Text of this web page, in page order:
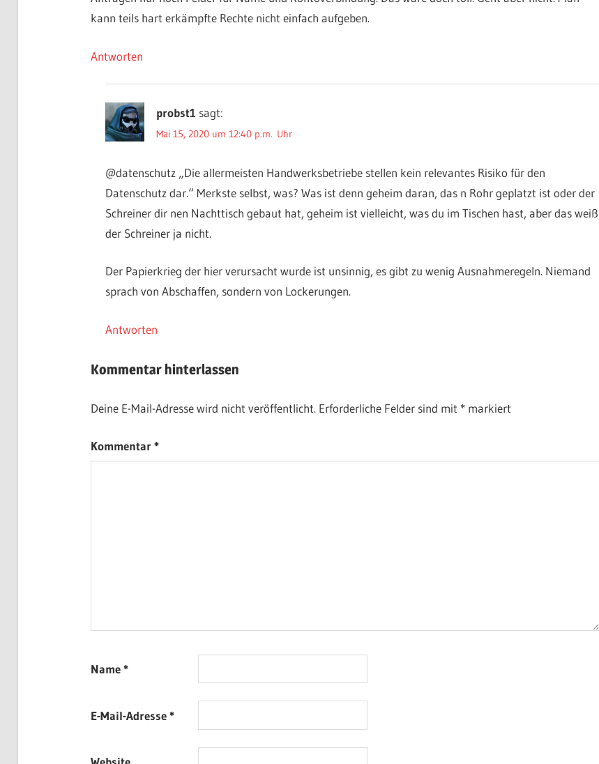
kann teils hart erkämpfte Rechte nicht einfach aufgeben.
Antworten
probst1 sagt:
Mai 15, 2020 um 12:40 p.m. Uhr
@datenschutz „Die allermeisten Handwerksbetriebe stellen kein relevantes Risiko für den
Datenschutz dar.“ Merkste selbst, was? Was ist denn geheim daran, das n Rohr geplatzt ist oder der
Schreiner dir nen Nachttisch gebaut hat, geheim ist vielleicht, was du im Tischen hast, aber das weiß
der Schreiner ja nicht.
Der Papierkrieg der hier verursacht wurde ist unsinnig, es gibt zu wenig Ausnahmeregeln. Niemand
sprach von Abschaffen, sondern von Lockerungen.
Antworten
Kommentar hinterlassen
Deine E-Mail-Adresse wird nicht veröffentlicht. Erforderliche Felder sind mit *markiert
Kommentar*
Name*
E-Mail-Adresse*